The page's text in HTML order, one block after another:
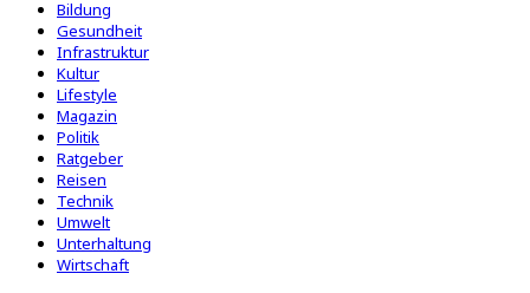
Bildung
Gesundheit
Infrastruktur
Kultur
Lifestyle
Magazin
Politik
Ratgeber
Reisen
Technik
Umwelt
Unterhaltung
Wirtschaft